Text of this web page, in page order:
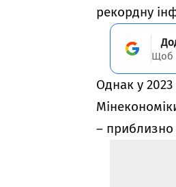
рекордну
Щоб
Однак у
– приблизно